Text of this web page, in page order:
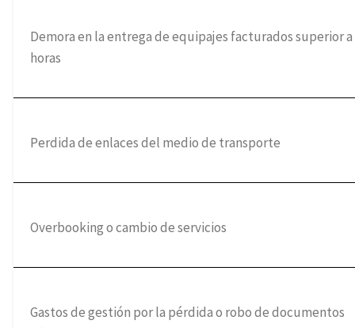
Demora en la entrega de equipajes facturados superior
horas
Perdida de enlaces del medio de transporte
Overbooking o cambio de servicios
Gastos de gestión por la pérdida o robo de documentos